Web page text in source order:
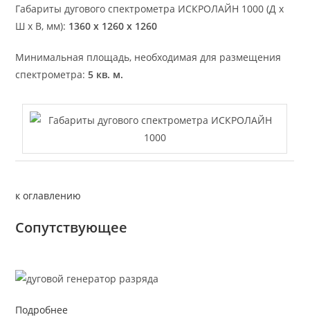
Габариты дугового спектрометра ИСКРОЛАЙН 1000 (Д х
Ш х В, мм): 1360 х 1260 х 1260
Минимальная площадь, необходимая для размещения
спектрометра:5 кв. м.
к оглавлению
Сопутствующее
Подробнее